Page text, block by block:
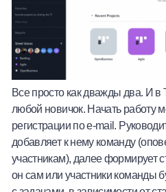
Все просто как дважды два. И в
любой новичок. Начать работу
регистрации по e-mail.
добавляет к нему команду
участникам), далее формирует
он сам или участники команды